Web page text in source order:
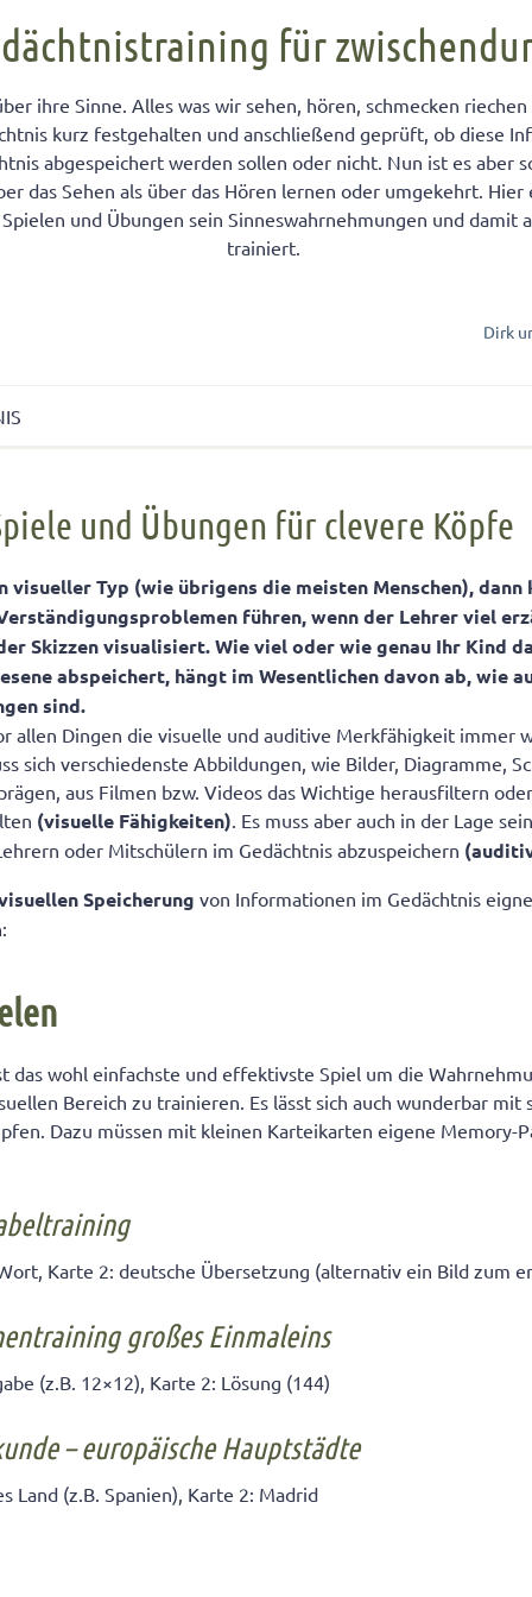
unter Geschwistern
auf das Baby
unter Geschwistern
eingehen
Übernachten bei Oma und Opa
Selbstvertrauen fördern
Teamplayer
Selbstbewusstsein fördern
Starkes Mädchen erziehen
lernen
fürs Wohnzimmer
Kinder ein Handy?
mit dem Smartphone
Konsumerziehung
Kinderpass beantragen
Reiseapotheke für Kinder
Flugreise mit Baby
Urlaubsbudget
für
ihre Sinne. Alles was wir sehen, hören, schmecken
kurz festgehalten und anschließend geprüft, ob diese
abgespeichert werden sollen oder nicht. Nun ist es aber
das Sehen als über das Hören lernen oder umgekehrt.
und Übungen sein Sinneswahrnehmungen und damit
trainiert.
Dirk
abspeichern
und Übungen für clevere Köpfe
visueller Typ (wie übrigens die meisten Menschen), dann
führen, wenn der Lehrer viel
Skizzen visualisiert.Wie viel oder wie genau Ihr Kind
abspeichert, hängt im Wesentlichen davon ab, wie
sind.
allen Dingen die visuelle und auditive Merkfähigkeit immer
sich verschiedenste Abbildungen, wie Bilder, Diagramme,
aus Filmen bzw. Videos das Wichtige herausfiltern
(visuelle Fähigkeiten). Es muss aber auch in der Lage
oder Mitschülern im Gedächtnis abzuspeichern
Speicherung von Informationen im Gedächtnis
das wohl einfachste und effektivste Spiel um die
Bereich zu trainieren. Es lässt sich auch wunderbar mit
Dazu müssen mit kleinen Karteikarten eigene Memory-
Karte 2: deutsche Übersetzung (alternativ ein Bild zum
großes Einmaleins
(z.B. 12×12), Karte 2: Lösung (144)
– europäische Hauptstädte
Land (z.B. Spanien), Karte 2: Madrid